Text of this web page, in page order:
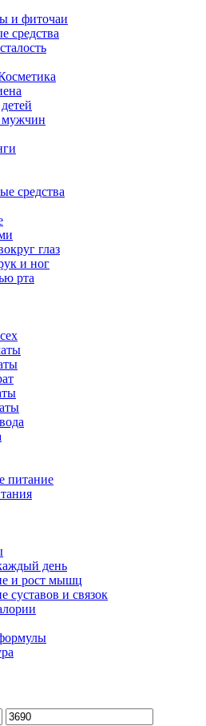
и фиточаи
средства
мужчин
средства
глаз
и ног
рта
питание
день
и рост мышц
суставов и связок
Максимальная